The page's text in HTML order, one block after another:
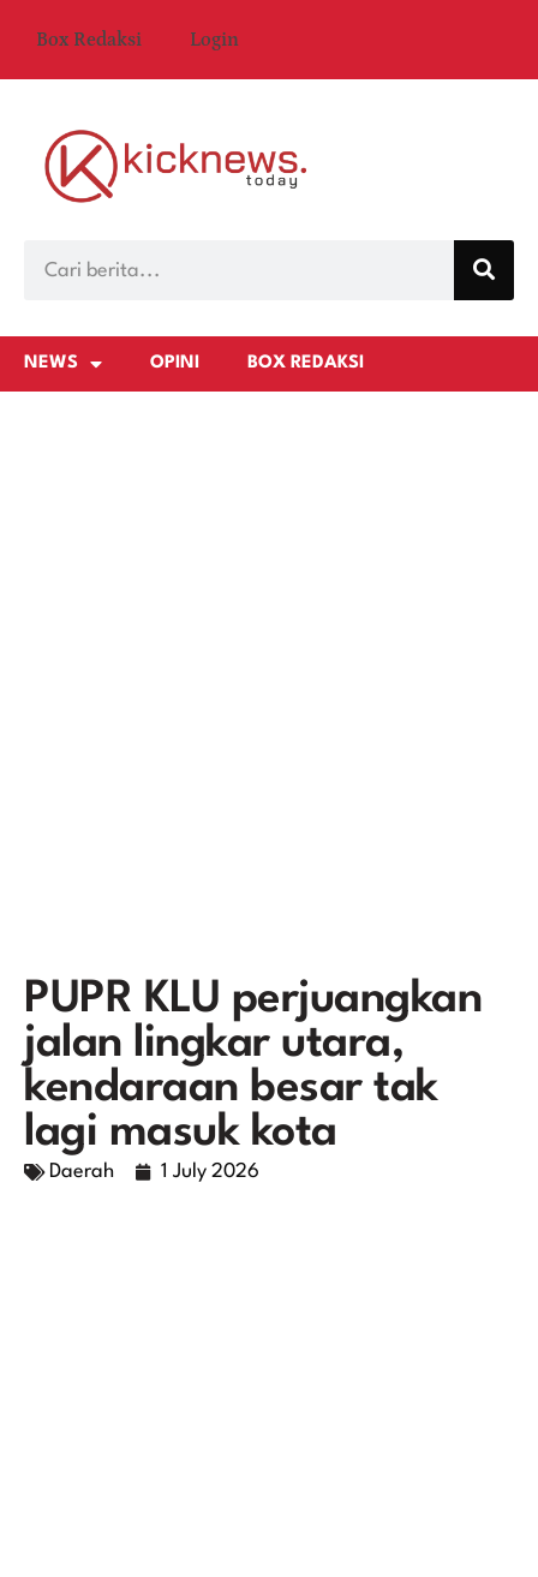
Box Redaksi Login
NEWS OPINI BOX REDAKSI
PUPR KLU perjuangkan
jalan lingkar utara,
kendaraan besar tak
lagi masuk kota
Daerah 1 July 2026